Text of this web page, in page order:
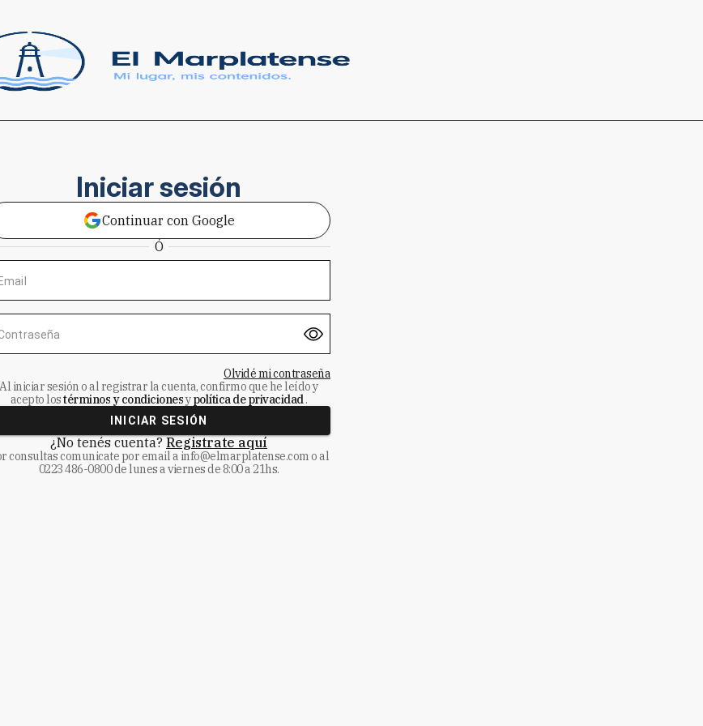
Iniciar sesión
Continuar con Google
Ó
Email
Olvidé mi contraseña
Al iniciar sesión o al registrar la cuenta, confirmo que he leído y
acepto lostérminos y condicionesypolítica de privacidad.
INICIAR SESIÓN
¿No tenés cuenta? Registrate aquí
consultas comunicate por email a info@elmarplatense.como al
0223 486-0800de lunes a viernes de 8:00 a 21hs.